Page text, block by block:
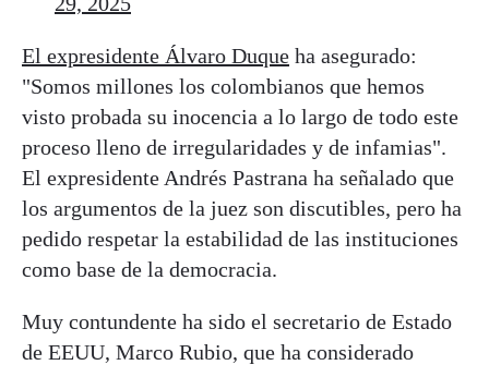
El expresidente Álvaro Duque ha asegurado:
"Somos millones los colombianos que hemos
visto probada su inocencia a lo largo de todo este
proceso lleno de irregularidades y de infamias".
El expresidente Andrés Pastrana ha señalado que
los argumentos de la juez son discutibles, pero ha
pedido respetar la estabilidad de las instituciones
como base de la democracia.
Muy contundente ha sido el secretario de Estado
de EEUU, Marco Rubio, que ha considerado